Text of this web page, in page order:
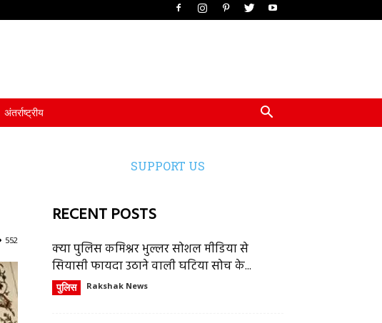
अंतर्राष्ट्रीय
552
SUPPORT US
RECENT POSTS
क्या पुलिस कमिश्नर भुल्लर सोशल मीडिया से
सियासी फायदा उठाने वाली घटिया सोच के...
पुलिस Rakshak News